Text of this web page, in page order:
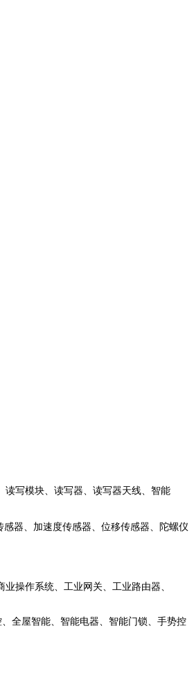
写模块、读写器、读写器天线、智能
器、加速度传感器、位移传感器、陀螺仪
操作系统、工业网关、工业路由器、
全屋智能、智能电器、智能门锁、手势控